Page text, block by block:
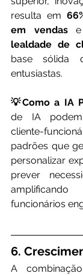
resulta em
em vendas
lealdade de
base sólida
entusiastas.
💡Como a IA
de IA podem
cliente-
padrões que
personalizar
prever
funcionários
6.
A